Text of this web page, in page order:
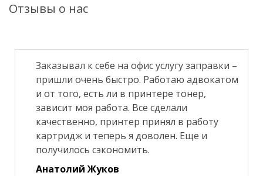
Отзывы о нас
Заказывал к себе на офис услугу заправки –
пришли очень быстро. Работаю адвокатом
и от того, есть ли в принтере тонер,
зависит моя работа. Все сделали
качественно, принтер принял в работу
картридж и теперь я доволен. Еще и
получилось сэкономить.
Анатолий Жуков